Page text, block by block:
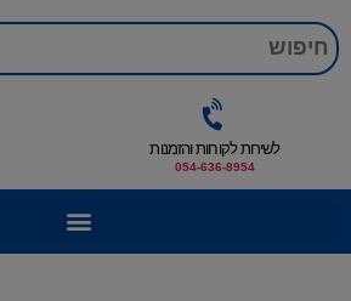
לשירות לקוחות והזמנות
054-636-8954